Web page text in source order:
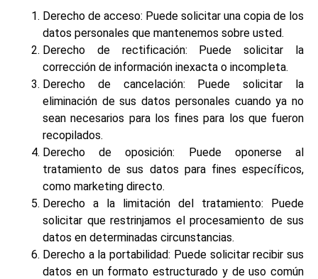
Derecho de acceso: Puede solicitar una copia de los
datos personales que mantenemos sobre usted.
Derecho de rectificación: Puede solicitar la
corrección de información inexacta o incompleta.
Derecho de cancelación: Puede solicitar la
eliminación de sus datos personales cuando ya no
sean necesarios para los fines para los que fueron
recopilados.
Derecho de oposición: Puede oponerse al
tratamiento de sus datos para fines específicos,
como marketing directo.
Derecho a la limitación del tratamiento: Puede
solicitar que restrinjamos el procesamiento de sus
datos en determinadas circunstancias.
Derecho a la portabilidad: Puede solicitar recibir sus
datos en un formato estructurado y de uso común